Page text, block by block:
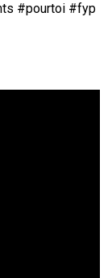
#pourtoi #fyp